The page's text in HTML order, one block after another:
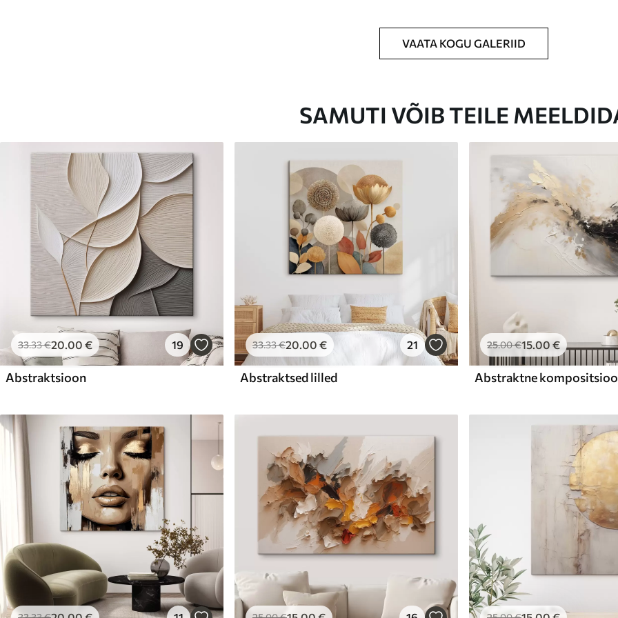
VAATA KOGU GALERIID
SAMUTI VÕIB TEILE
33.33€20.00 € 19
Abstraktsioon
33.33€20.00 € 21
Abstraktsed lilled
25.00€15.00 €